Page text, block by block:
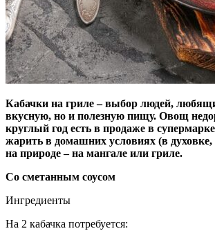
Кабачки на гриле – выбор людей,
вкусную, но и полезную пищу. Овощ
круглый год есть в продаже в
жарить в домашних условиях (в духовке,
на природе – на мангале или гриле.
Со сметанным соусом
Ингредиенты
На 2 кабачка потребуется: